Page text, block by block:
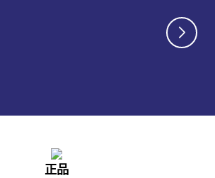
正品